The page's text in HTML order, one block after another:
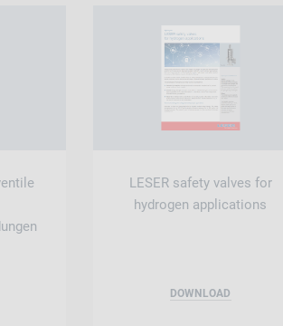
LESER safety valves for
hydrogen applications
DOWNLOAD